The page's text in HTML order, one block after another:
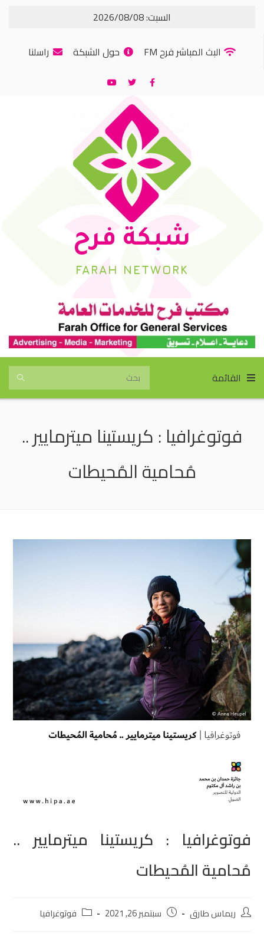
السبت: 2026/08/08
البث المباشر فرح FM
حول الشبكة راسلنا
شبكة فرح
FARAH NETWORK
القائمة
فوتوغرافيا : كريستينا ميترمايير ..
مُحامية المُحيطات
فوتوغرافيا : كريستينا ميترمايير ..
مُحامية المُحيطات
ريماس طارق سبتمبر 26, 2021 فوتوغرافيا